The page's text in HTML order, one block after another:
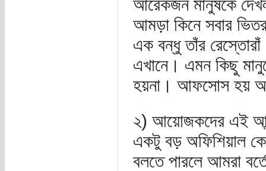
আরেকজন মানুষকে
আমড়া কিনে সবার
এক বন্ধু তাঁর রেস্তোরাঁ
এখানে। এমন কিছু
হয়না। আফসোস হয়
২) আয়োজকদের এই
একটু বড় অফিশিয়াল
বলতে পারলে আমরা